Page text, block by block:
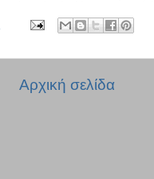
Αρχική σελίδα